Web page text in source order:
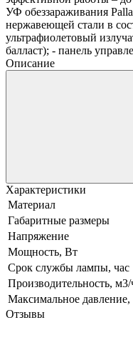
УФ обеззараживания
нержавеющей стали в
ультрафиолетовый
балласт); - панель
Описание
Характеристики
Материал
Габаритные размеры
Напряжение
Мощность, Вт
Срок службы лампы, час
Производительность, м3/
Максимальное давление,
Отзывы